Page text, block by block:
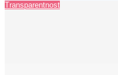
Transparentnost